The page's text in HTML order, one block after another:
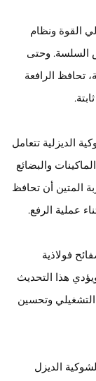
القوة ونظام
السلسة. وحتى
تحافظ الرافعة
الشوكية الديزلية تتعامل
والبضائع
المتين أن تحافظ
عملية الرفع.
فولاذية
هذا التحديث
التشغيلي وتحسين
الديزل